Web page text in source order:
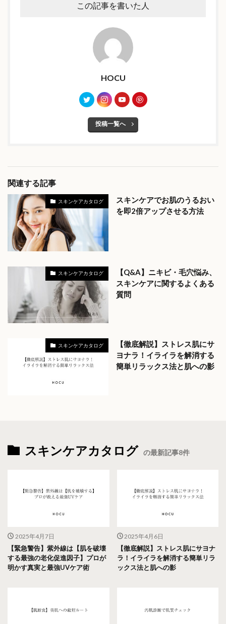
この記事を書いた人
HOCU
投稿一覧へ
関連する記事
スキンケアカタログ
スキンケアでお肌のうるおい
を即2倍アップさせる方法
スキンケアカタログ
【Q&A】ニキビ・毛穴悩み、
スキンケアに関するよくある
質問
スキンケアカタログ
【徹底解説】ストレス肌にサ
ヨナラ！イライラを解消する
簡単リラックス法と肌への影
スキンケアカタログ の最新記事8件
2025年4月7日
【緊急警告】紫外線は【肌を破壊
する最強の老化促進因子】プロが
明かす真実と最強UVケア術
2025年4月6日
【徹底解説】ストレス肌にサヨナ
ラ！イライラを解消する簡単リラ
ックス法と肌への影